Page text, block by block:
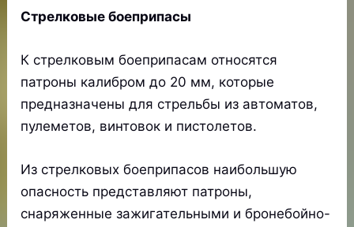
Стрелковые боеприпасы
К стрелковым боеприпасам относятся
патроны калибром до 20 мм, которые
предназначены для стрельбы из автоматов,
пулеметов, винтовок и пистолетов.
Из стрелковых боеприпасов наибольшую
опасность представляют патроны,
снаряженные зажигательными и бронебойно-